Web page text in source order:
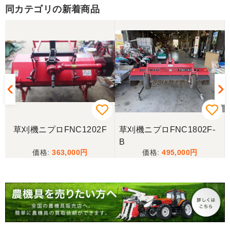
岐阜県／田畑
ただきましたありがとうございます
岐阜県／長池松広
この度は、コンバイン購入に際しまして、納品日に
際しては、ご配慮頂き誠にありがとうございまし
た。本当に助かりました。
急なお願いにも対応ありがとうございました。 あり
がとうございました。 親切に対応していただきまし
岐阜県／横倉林
ありがとうございます。
同カテゴリの新着商品
草刈機ニプロFNC1202F
363,000
草刈機ニプロFNC1802F-
B
495,000